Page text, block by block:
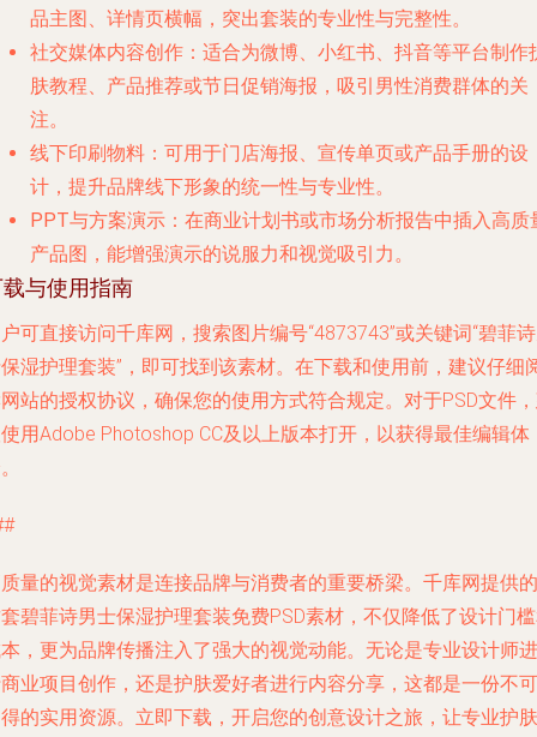
品主图、详情页横幅，突出套装的专业性与完整性。
社交媒体内容创作 ：适合为微博、小红书、抖音等平台制作
肤教程、产品推荐或节日促销海报，吸引男性消费群体的关
注。
线下印刷物料 ：可用于门店海报、宣传单页或产品手册的设
计，提升品牌线下形象的统一性与专业性。
PPT与方案演示 ：在商业计划书或市场分析报告中插入高质
产品图，能增强演示的说服力和视觉吸引力。
与使用指南
可直接访问千库网，搜索图片编号“4873743”或关键词“碧菲
湿护理套装”，即可找到该素材。在下载和使用前，建议仔细
站的授权协议，确保您的使用方式符合规定。对于PSD文件
用Adobe Photoshop CC及以上版本打开，以获得最佳编辑体
量的视觉素材是连接品牌与消费者的重要桥梁。千库网提供的
碧菲诗男士保湿护理套装免费PSD素材，不仅降低了设计门
，更为品牌传播注入了强大的视觉动能。无论是专业设计师进
业项目创作，还是护肤爱好者进行内容分享，这都是一份不可
的实用资源。立即下载，开启您的创意设计之旅，让专业护肤